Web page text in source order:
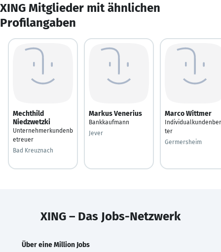
XING Mitglieder mit ähnlichen
Profilangaben
Mechthild
Niedzwetzki
Unternehmerkundenb
etreuer
Bad Kreuznach
Markus Venerius
Bankkaufmann
Jever
Marco Wittmer
ter
Germersheim
XING – Das Jobs-Netzwerk
Über eine Million Jobs